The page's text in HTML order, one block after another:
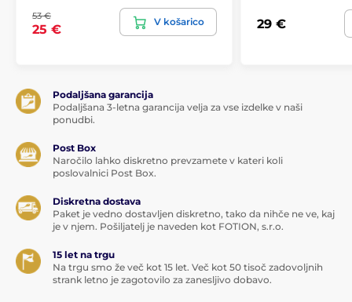
53 €
25 €
V košarico 29 €
Podaljšana garancija
Podaljšana 3-letna garancija velja za vse izdelke v naši
ponudbi.
Post Box
Naročilo lahko diskretno prevzamete v kateri koli
poslovalnici Post Box.
Diskretna dostava
Paket je vedno dostavljen diskretno, tako da nihče ne ve, kaj
je v njem. Pošiljatelj je naveden kot FOTION, s.r.o.
15 let na trgu
Na trgu smo že več kot 15 let. Več kot 50 tisoč zadovoljnih
strank letno je zagotovilo za zanesljivo dobavo.